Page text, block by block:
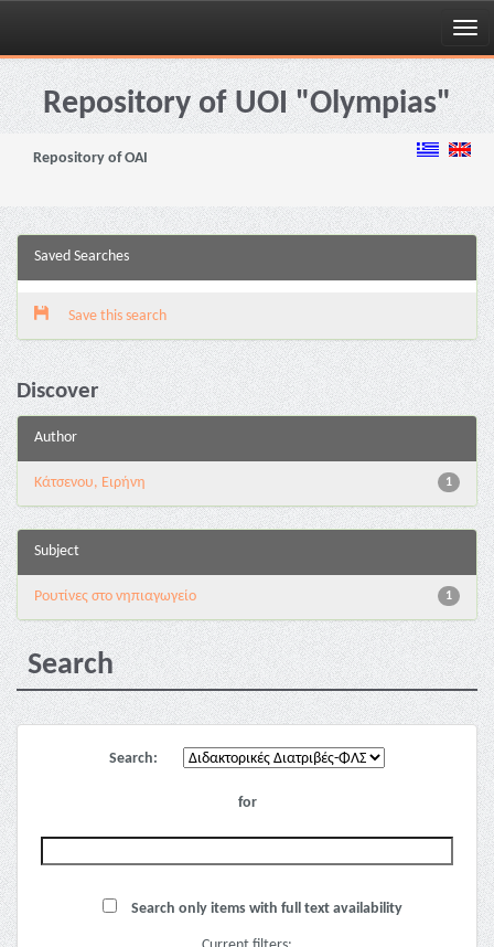
Skip
navigationRepository of UOI "Olympias"
Repository of OAI
Saved Searches
Save this search
Discover
Author
1
Κάτσενου, Ειρήνη
Subject
1
Pουτίνες στο νηπιαγωγείο
Search
Search:
for
Search only items with full text availability